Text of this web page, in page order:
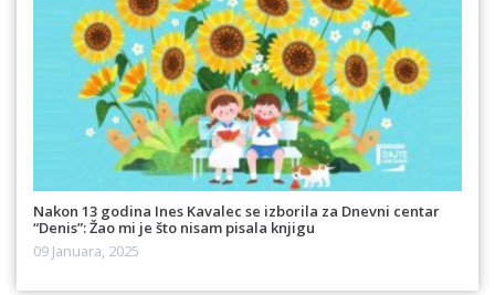
Nakon 13 godina Ines Kavalec se izborila za Dnevni centar
“Denis”: Žao mi je što nisam pisala knjigu
09 Januara, 2025